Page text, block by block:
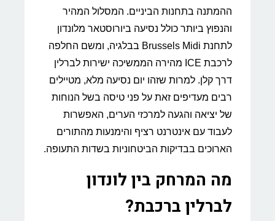
ההמתנה בתחנות הביניים. המסלול המהיר
והנפוץ ביותר כולל נסיעה ביורוסטאר מלונדון
לתחנת Brussels Midi בבלגיה, ומשם החלפה
לרכבת ICE מהירה הממשיכה ישירות לברלין
דרך קלן. למרות שזהו יום נסיעה מלא, מטיילים
רבים מעדיפים זאת על פני טיסה בשל הנוחות
של יציאה והגעה למרכזי הערים, האפשרות
לעבוד עם אינטרנט רציף והימנעות מהתורים
הארוכים בבדיקות הביטחוניות בשדות התעופה.
מה המרחק בין לונדון
לברלין ברכבת?